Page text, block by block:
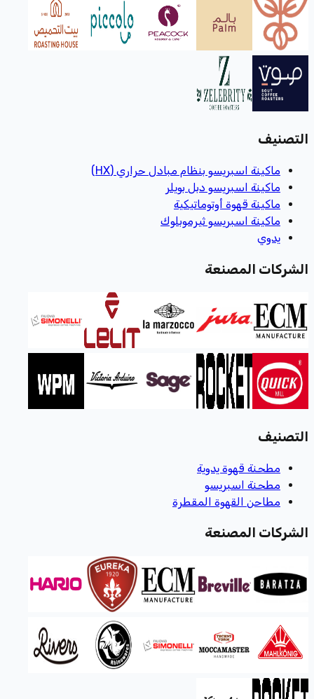
التصنيف
ماكينة اسبريسو بنظام مبادل حراري (HX)
ماكينة اسبريسو دبل بويلر
ماكينة قهوة أوتوماتيكية
ماكينة اسبريسو ثيرموبلوك
يدوي
الشركات المصنعة
التصنيف
مطحنة قهوة يدوية
مطحنة اسبريسو
مطاحن القهوة المقطرة
الشركات المصنعة